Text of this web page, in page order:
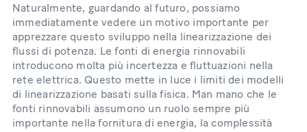
Naturalmente, guardando al futuro, possiamo
immediatamente vedere un motivo importante per
apprezzare questo sviluppo nella linearizzazione dei
flussi di potenza. Le fonti di energia rinnovabili
introducono molta più incertezza e fluttuazioni nella
rete elettrica. Questo mette in luce i limiti dei modelli
di linearizzazione basati sulla fisica. Man mano che le
fonti rinnovabili assumono un ruolo sempre più
importante nella fornitura di energia, la complessità